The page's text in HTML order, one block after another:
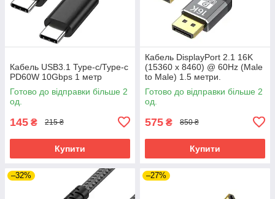
Кабель USB3.1 Type-c/Type-c
PD60W 10Gbps 1 метр
Готово до відправки більше 2
од.
145 ₴ 215 ₴
Купити
Кабель DisplayPort 2.1 16K
(15360 x 8460) @ 60Hz (Male
to Male) 1.5 метри.
Ультимативне рішення для
дизайну та геймінгу
Готово до відправки більше 2
од.
575 ₴ 850 ₴
Купити
–32% –27%